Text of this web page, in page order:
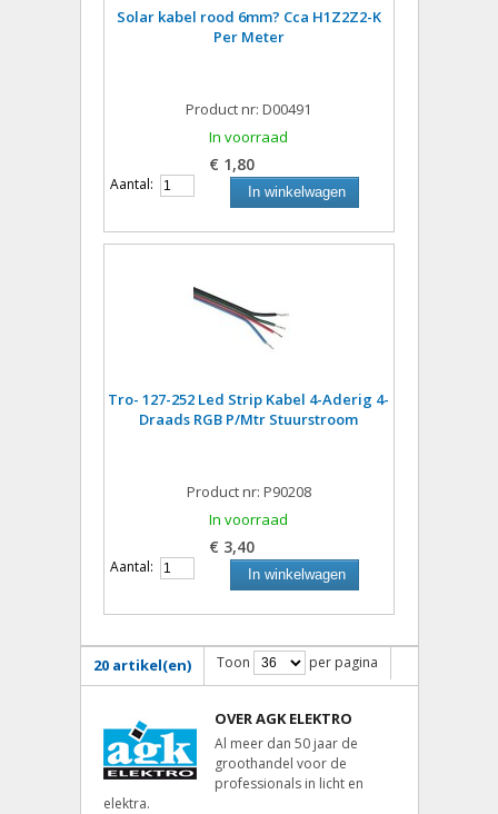
Solar kabel rood 6mm? Cca H1Z2Z2-K
Per Meter
Product nr: D00491
In voorraad
€ 1,80
Aantal: In winkelwagen
Tro- 127-252 Led Strip Kabel 4-Aderig 4-
Draads RGB P/Mtr Stuurstroom
Product nr: P90208
In voorraad
€ 3,40
Aantal: In winkelwagen
20 artikel(en) Toon per pagina
OVER AGK ELEKTRO
Al meer dan 50 jaar de
groothandel voor de
professionals in licht en
elektra.